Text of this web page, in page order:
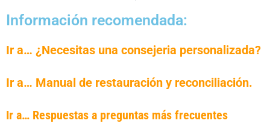
Información recomendada:
Ir a… ¿Necesitas una consejeria personalizada?
Ir a… Manual de restauración y reconciliación.
Ir a… Respuestas a preguntas más frecuentes